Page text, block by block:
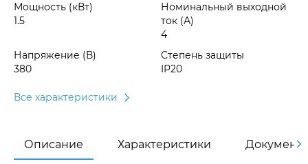
Мощность (кВт)
1.5
Номинальный выходной
ток (А)
4
Напряжение (В)
380
Степень защиты
IP20
Все характеристики
Описание Характеристики